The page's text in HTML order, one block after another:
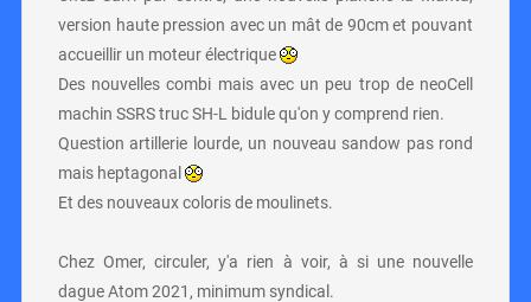
version haute pression avec un mât de 90cm et pouvant
accueillir un moteur électrique
Des nouvelles combi mais avec un peu trop de neoCell
machin SSRS truc SH-L bidule qu'on y comprend rien.
Question artillerie lourde, un nouveau sandow pas rond
mais heptagonal
Et des nouveaux coloris de moulinets.
Chez Omer, circuler, y'a rien à voir, à si une nouvelle
dague Atom 2021, minimum syndical.